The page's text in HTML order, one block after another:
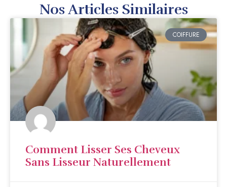
Nos Articles Similaires
COIFFURE
Comment Lisser Ses Cheveux
Sans Lisseur Naturellement